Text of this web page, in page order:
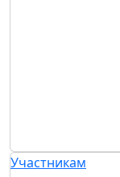
Участникам